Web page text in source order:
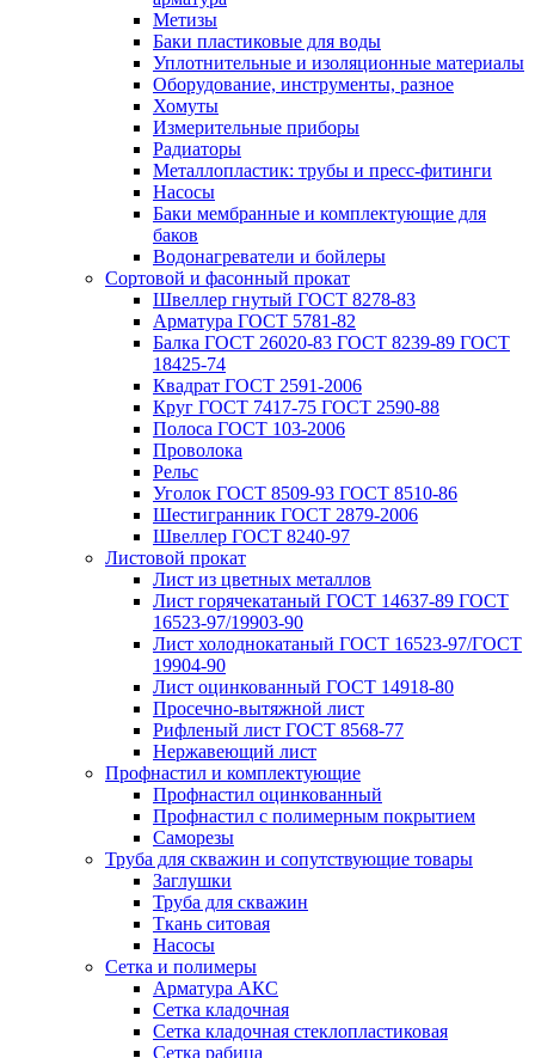
Метизы
Баки пластиковые для воды
Уплотнительные и изоляционные материалы
Оборудование, инструменты, разное
Хомуты
Измерительные приборы
Радиаторы
Металлопластик: трубы и пресс-фитинги
Насосы
Баки мембранные и комплектующие для
баков
Водонагреватели и бойлеры
Сортовой и фасонный прокат
Швеллер гнутый ГОСТ 8278-83
Арматура ГОСТ 5781-82
Балка ГОСТ 26020-83 ГОСТ 8239-89 ГОСТ
18425-74
Квадрат ГОСТ 2591-2006
Круг ГОСТ 7417-75 ГОСТ 2590-88
Полоса ГОСТ 103-2006
Проволока
Рельс
Уголок ГОСТ 8509-93 ГОСТ 8510-86
Шестигранник ГОСТ 2879-2006
Швеллер ГОСТ 8240-97
Листовой прокат
Лист из цветных металлов
Лист горячекатаный ГОСТ 14637-89 ГОСТ
16523-97/19903-90
Лист холоднокатаный ГОСТ 16523-97/ГОСТ
19904-90
Лист оцинкованный ГОСТ 14918-80
Просечно-вытяжной лист
Рифленый лист ГОСТ 8568-77
Нержавеющий лист
Профнастил и комплектующие
Профнастил оцинкованный
Профнастил с полимерным покрытием
Саморезы
Труба для скважин и сопутствующие товары
Заглушки
Труба для скважин
Ткань ситовая
Насосы
Сетка и полимеры
Арматура АКС
Сетка кладочная
Сетка кладочная стеклопластиковая
Сетка рабица